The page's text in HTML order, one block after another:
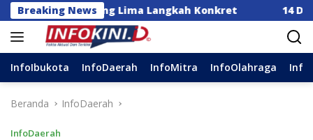
Langsung
ke
konten
Breaking News
Dorong Lima Langkah Konkret 14 DPC Terima
InfoIbukota InfoDaerah InfoMitra InfoOlahraga
Beranda InfoDaerah
InfoDaerah